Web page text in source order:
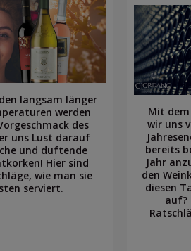
langsam länger
werden
des
uns Lust darauf
und duftende
Hier sind
wie man sie
serviert.
Mit
wir uns
bereits
Jahr
den
diesen
auf?